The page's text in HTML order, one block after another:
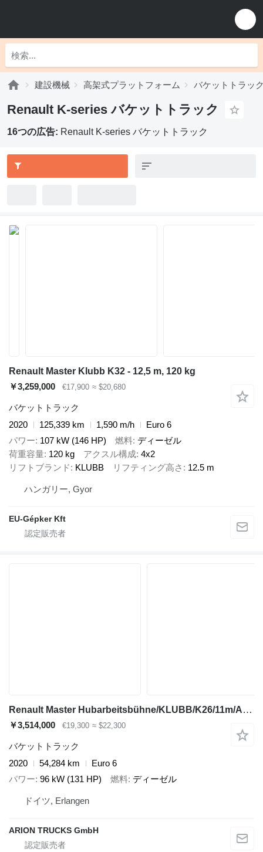
建設機械 高架式プラットフォーム バケットトラッ
Renault K-series バケットトラック
16つの広告: Renault K-series バケットトラック
Renault Master Klubb K32 - 12,5 m, 120 kg
￥3,259,000
€17,900 ≈ $20,680
バケットトラック
2020
125,339 km 1,590 m/h
Euro 6
パワー 107 kW (146 HP) 燃料 ディーゼル
荷重容量 120 kg アクスル構成 4x2
リフトブランド
KLUBB リフティング高さ 12.5 m
ハンガリー, Gyor
EU-Gépker Kft
Renault Master Hubarbeitsbühne/KLUBB/K26/11m/AC/EU6
￥3,514,000 €19,300 ≈ $22,300
バケットトラック
2020
54,284 km
Euro 6
パワー 96 kW (131 HP) 燃料 ディーゼル
ドイツ, Erlangen
ARION TRUCKS GmbH